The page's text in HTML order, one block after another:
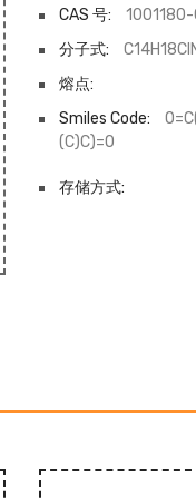
CAS 号:
分子式:
熔点:
Smiles Code:
(C)C)=O
存储方式: